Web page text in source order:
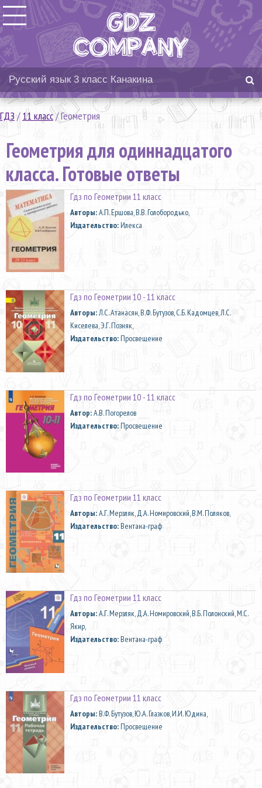
ГДЗ/11 класс/Геометрия
Геометрия для одиннадцатого
класса. Готовые ответы
Гдз по Геометрии 11 класс
Aвторы:А.П. Ершова, В.В. Голобородько,
Издательство:Илекса
Гдз по Геометрии 10 - 11 класс
Aвторы:Л.С. Атанасян, В.Ф. Бутузов, С.Б. Кадомцев, Л.С.
Киселева, Э.Г. Позняк,
Издательство:Просвещение
Гдз по Геометрии 10 - 11 класс
Автор:А.В. Погорелов
Издательство:Просвещение
Гдз по Геометрии 11 класс
Aвторы:А.Г. Мерзляк, Д.А. Номировский, В.М. Поляков,
Издательство:Вентана-граф
Гдз по Геометрии 11 класс
Aвторы:А.Г. Мерзляк, Д.А. Номировский, В.Б. Полонский, М.С.
Якир,
Издательство: Вентана-граф
Гдз по Геометрии 11 класс
Aвторы:В.Ф. Бутузов, Ю.А. Глазков, И.И. Юдина,
Издательство: Просвещение